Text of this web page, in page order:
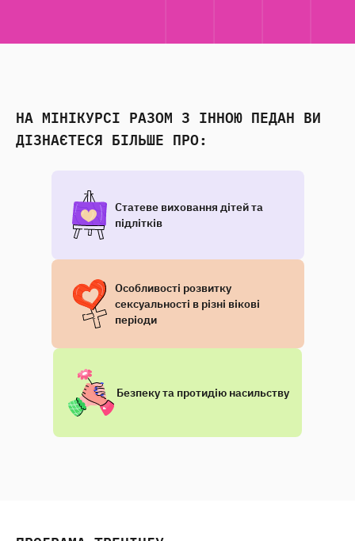
НА МІНІКУРСІ РАЗОМ З ІННОЮ ПЕДАН ВИ
ДІЗНАЄТЕСЯ БІЛЬШЕ ПРО:
Статеве виховання дітей та
підлітків
Особливості розвитку
сексуальності в різні вікові
періоди
Безпеку та протидію насильству